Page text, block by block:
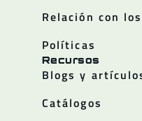
Relación con
Políticas
Recursos
Blogs y
Catálogos